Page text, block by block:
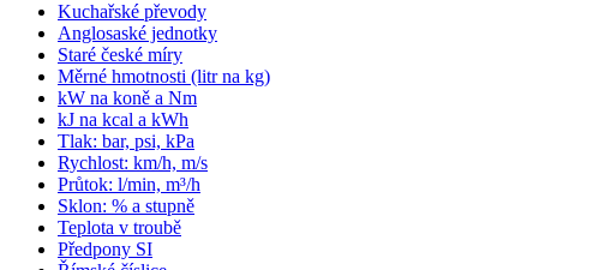
Kuchařské převody
Anglosaské jednotky
Staré české míry
Měrné hmotnosti (litr na kg)
kW na koně a Nm
kJ na kcal a kWh
Tlak: bar, psi, kPa
Rychlost: km/h, m/s
Průtok: l/min, m³/h
Sklon: % a stupně
Teplota v troubě
Předpony SI